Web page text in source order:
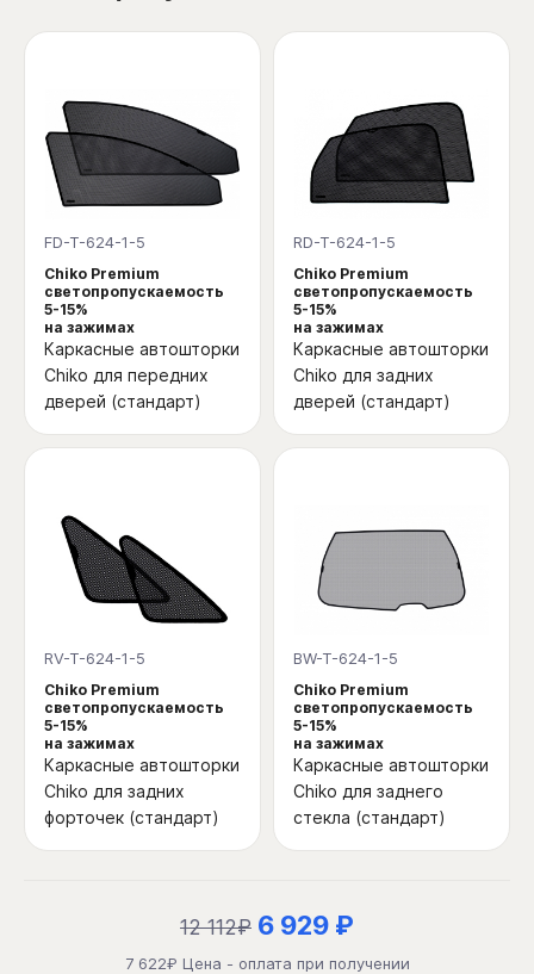
FD-T-624-1-5
Chiko Premium
светопропускаемость
5-15%
на зажимах
Каркасные автошторки
Chiko для передних
дверей (стандарт)
RD-T-624-1-5
Chiko Premium
светопропускаемость
5-15%
на зажимах
Каркасные автошторки
Chiko для задних
дверей (стандарт)
RV-T-624-1-5
Chiko Premium
светопропускаемость
5-15%
на зажимах
Каркасные автошторки
Chiko для задних
форточек (стандарт)
BW-T-624-1-5
Chiko Premium
светопропускаемость
5-15%
на зажимах
Каркасные автошторки
Chiko для заднего
стекла (стандарт)
12 112₽ 6 929 ₽
7 622₽ Цена - оплата при получении